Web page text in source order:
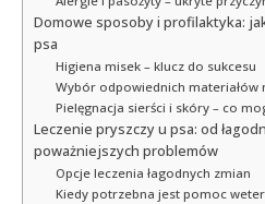
Domowe sposoby i profilaktyka:
psa
Higiena misek – klucz do sukcesu
Wybór odpowiednich materiałów
Pielęgnacja sierści i skóry – co
Leczenie pryszczy u psa: od
poważniejszych problemów
Opcje leczenia łagodnych zmian
Kiedy potrzebna jest pomoc